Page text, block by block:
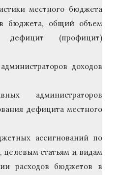
местного бюджета
бюджета, общий объем
дефицит (профицит)
доходов
администраторов
дефицита местного
ассигнований по
целевым статьям и видам
расходов бюджетов в